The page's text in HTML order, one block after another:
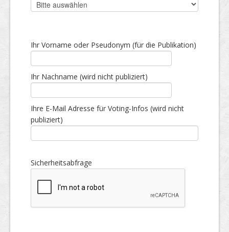
Ihr Vorname oder Pseudonym (für die Publikation)
Ihr Nachname (wird nicht publiziert)
Ihre E-Mail Adresse für Voting-Infos (wird nicht
publiziert)
Sicherheitsabfrage